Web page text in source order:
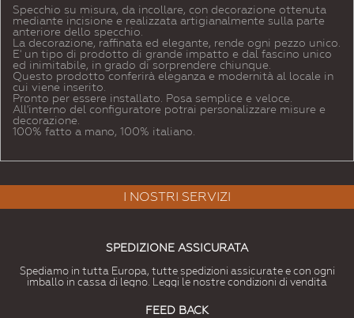
Specchio su misura, da incollare, con decorazione ottenuta
mediante incisione e realizzata artigianalmente sulla parte
anteriore dello specchio.
La decorazione, raffinata ed elegante, rende ogni pezzo unico.
E' un tipo di prodotto di grande impatto e dal fascino unico
ed inimitabile, in grado di sorprendere chiunque.
Questo prodotto conferirà eleganza e modernità al locale in
cui viene inserito.
Pronto per essere installato. Posa semplice e veloce.
All'interno del configuratore potrai personalizzare misure e
decorazione.
100% fatto a mano, 100% italiano.
I NOSTRI SERVIZI
SPEDIZIONE ASSICURATA
Spediamo in tutta Europa, tutte spedizioni assicurate e con ogni
imballo in cassa di legno. Leggi le nostre condizioni di vendita
FEED BACK